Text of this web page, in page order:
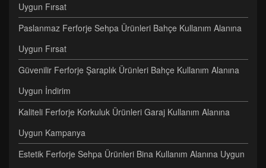
Uygun Fırsat
Paslanmaz Ferforje Sehpa Ürünleri Bahçe Kullanım Alanına
Uygun Fırsat
Güvenilir Ferforje Şaraplık Ürünleri Bahçe Kullanım Alanına
Uygun İndirim
Kaliteli Ferforje Korkuluk Ürünleri Garaj Kullanım Alanına
Uygun Kampanya
Estetik Ferforje Sehpa Ürünleri Bina Kullanım Alanına Uygun